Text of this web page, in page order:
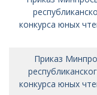
конкурса юных
Приказ
конкурса юных